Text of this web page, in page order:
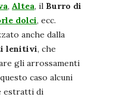
, Altea, il Burro di
dolci, ecc.
anche dalla
lenitivi, che
gli arrossamenti
caso alcuni
estratti di